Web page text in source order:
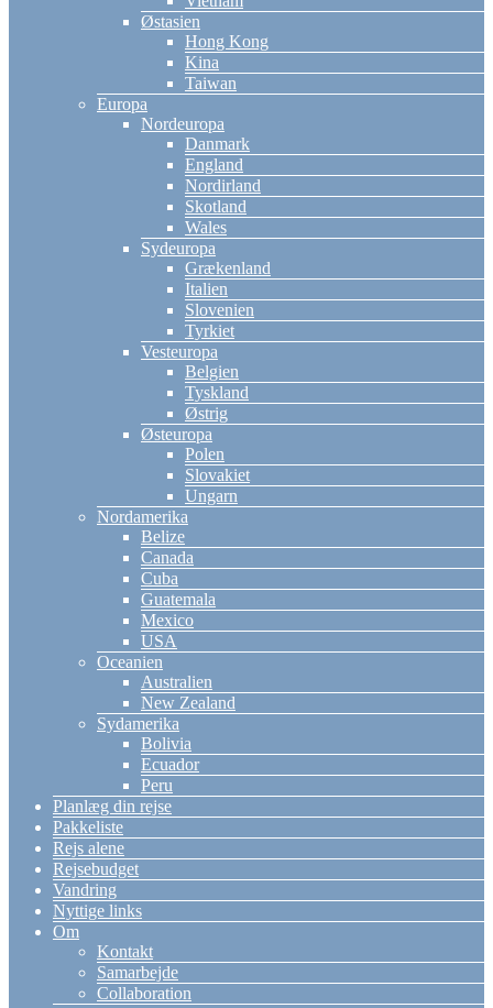
Østasien
Hong Kong
Kina
Taiwan
Europa
Nordeuropa
Danmark
England
Nordirland
Skotland
Wales
Sydeuropa
Grækenland
Italien
Slovenien
Tyrkiet
Vesteuropa
Belgien
Tyskland
Østrig
Østeuropa
Polen
Slovakiet
Ungarn
Nordamerika
Belize
Canada
Cuba
Guatemala
Mexico
USA
Oceanien
Australien
New Zealand
Sydamerika
Bolivia
Ecuador
Peru
Planlæg din rejse
Pakkeliste
Rejs alene
Rejsebudget
Vandring
Nyttige links
Om
Kontakt
Samarbejde
Collaboration